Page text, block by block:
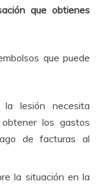
que obtienes
que puede
la lesión necesita
los gastos
de facturas al
la situación en la